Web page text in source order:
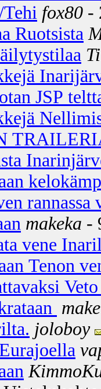
fox80 -
Ruotsista
JSP
rannassa
makeka -
vene
Tenon
joloboy